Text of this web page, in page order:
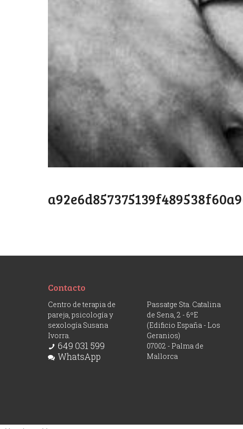
Contacto
Centro de terapia de
pareja, psicología y
sexología Susana
Ivorra.
649 031 599
WhatsApp
Passatge Sta. Catalina
de Sena, 2 - 6ºE
(Edificio España - Los
Geranios)
07002 - Palma de
Mallorca